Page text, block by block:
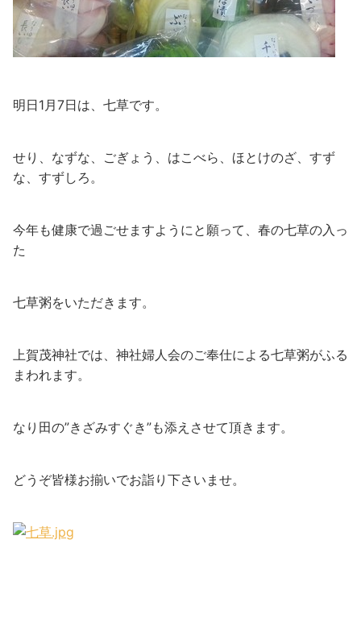
明日1月7日は、七草です。
せり、なずな、ごぎょう、はこべら、ほとけのざ、すず
な、すずしろ。
今年も健康で過ごせますようにと願って、春の七草の入っ
た
七草粥をいただきます。
上賀茂神社では、神社婦人会のご奉仕による七草粥がふる
まわれます。
なり田の”きざみすぐき”も添えさせて頂きます。
どうぞ皆様お揃いでお詣り下さいませ。